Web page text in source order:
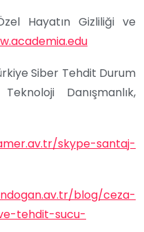
Hayatın Gizliliği ve
Siber Tehdit Durum
Danışmanlık,
skype-santaj-
blog/ceza-
tehdit-sucu-